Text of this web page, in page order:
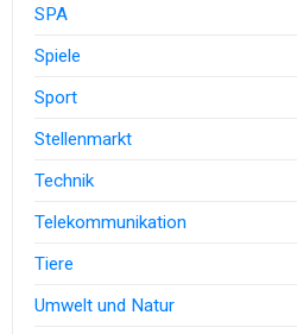
SPA
Spiele
Sport
Stellenmarkt
Technik
Telekommunikation
Tiere
Umwelt und Natur